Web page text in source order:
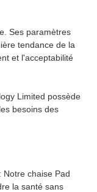
Ses paramètres
tendance de la
et l'acceptabilité
Limited possède
besoins des
Notre chaise Pad
la santé sans